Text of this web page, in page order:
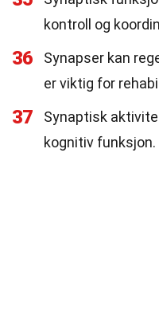
kontroll og
36
Synapser kan
er viktig for
37
Synaptisk
kognitiv funksjon.